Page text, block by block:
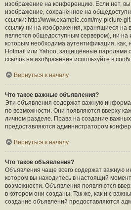
изображение на конференцию. Если нет,
изображение, сохранённое на
ссылки: http://www.example.com/my-
ссылку ни на изображения, хранящиеся на
является общедоступным сервером), ни на
которым необходима аутентификация,
Hotmail или Yahoo, защищённые паролями
ссылок на изображения используйте в
Вернуться к началу
Что такое важные объявления?
Эти объявления содержат важную
по возможности. Они появляются вверху
личном разделе. Права на создание
предоставляются администратором
Вернуться к началу
Что такое объявления?
Объявления чаще всего содержат важную
котором вы находитесь в настоящий
возможности. Объявления появляются
в котором они созданы. Так же, как и с
создание объявлений предоставляются